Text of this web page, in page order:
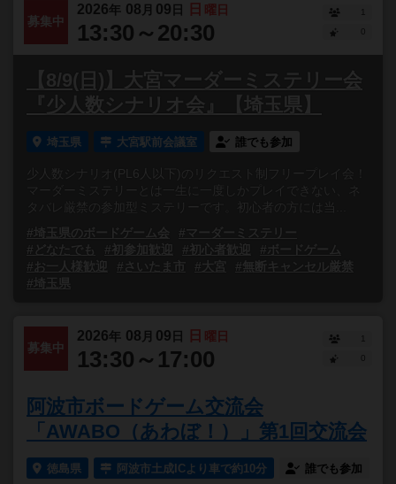
募集中
2026年 08 月 09 日 日 曜日
13:30～20:30
1
【8/9(日)】大宮マーダーミステリー会
『少人数シナリオ会』【埼玉県】
埼玉県 大宮駅前会議室 誰でも参加
少人数シナリオ(PL6人以下)のリクエスト制フリープレイ会！
マーダーミステリーとは一生に一度しかプレイできない、ネ
タバレ厳禁の参加型ミステリーです。初心者の方には当...
#埼玉県のボードゲーム会
#マーダーミステリー
#どなたでも
#初参加歓迎 #初心者歓迎
#ボードゲーム
#お一人様歓迎
#さいたま市 #大宮
#無断キャンセル厳禁
#埼玉県
募集中
2026年 08 月 09 日 日 曜日
13:30～17:00
1
阿波市ボードゲーム交流会
「AWABO（あわぼ！）」第1回交流会
徳島県 阿波市土成ICより車で約10分 誰でも参加